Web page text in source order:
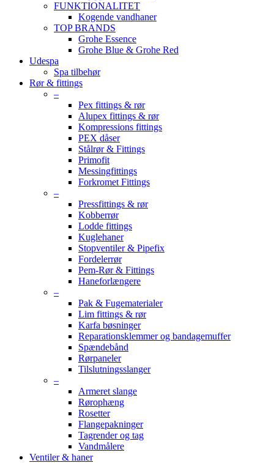
FUNKTIONALITET
Kogende vandhaner
TOP BRANDS
Grohe Essence
Grohe Blue & Grohe Red
Udespa
Spa tilbehør
Rør & fittings
–
Pex fittings & rør
Alupex fittings & rør
Kompressions fittings
PEX dåser
Stålrør & Fittings
Primofit
Messingfittings
Forkromet Fittings
–
Pressfittings & rør
Kobberrør
Lodde fittings
Kuglehaner
Stopventiler & Pipefix
Fordelerrør
Pem-Rør & Fittings
Haneforlængere
–
Pak & Fugematerialer
Lim fittings & rør
Karfa bøsninger
Reparationsklemmer og bandagemuffer
Spændebånd
Rørpaneler
Tilslutningsslanger
–
Armeret slange
Rørophæng
Rosetter
Flangepakninger
Tagrender og tag
Vandmålere
Ventiler & haner